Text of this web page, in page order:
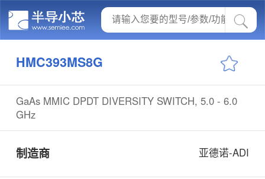
HMC393MS8G
GaAs MMIC DPDT DIVERSITY SWITCH, 5.0 - 6.0
GHz
制造商 亚德诺-ADI